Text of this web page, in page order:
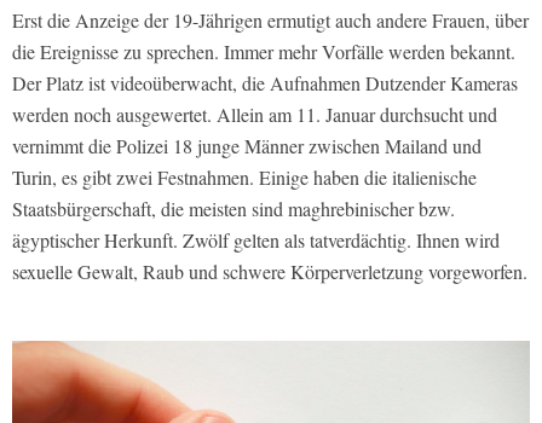
Erst die Anzeige der 19-Jährigen ermutigt auch andere Frauen, über
die Ereignisse zu sprechen. Immer mehr Vorfälle werden bekannt.
Der Platz ist videoüberwacht, die Aufnahmen Dutzender Kameras
werden noch ausgewertet. Allein am 11. Januar durchsucht und
vernimmt die Polizei 18 junge Männer zwischen Mailand und
Turin, es gibt zwei Festnahmen. Einige haben die italienische
Staatsbürgerschaft, die meisten sind maghrebinischer bzw.
ägyptischer Herkunft. Zwölf gelten als tatverdächtig. Ihnen wird
sexuelle Gewalt, Raub und schwere Körperverletzung vorgeworfen.